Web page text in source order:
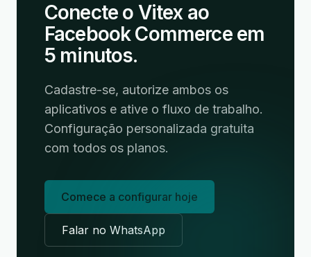
Conecte o Vitex ao
Facebook Commerce em
5 minutos.
Cadastre-se, autorize ambos os
aplicativos e ative o fluxo de trabalho.
Configuração personalizada gratuita
com todos os planos.
Comece a configurar hoje
Falar no WhatsApp